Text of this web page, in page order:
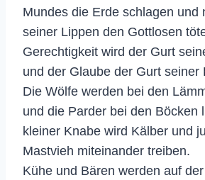
Mundes die Erde schlagen und
seiner Lippen den Gottlosen
Gerechtigkeit wird der Gurt
und der Glaube der Gurt seiner
Die Wölfe werden bei den
und die Parder bei den Böcken
kleiner Knabe wird Kälber und
Mastvieh miteinander treiben.
Kühe und Bären werden auf